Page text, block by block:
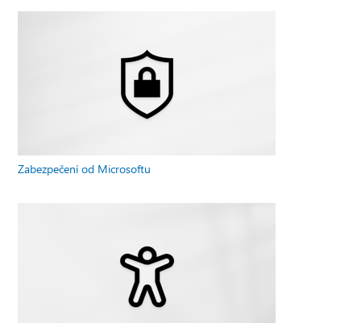
Zabezpečení od Microsoftu